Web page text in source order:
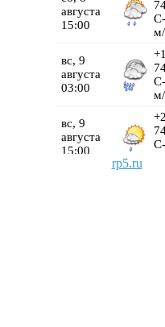
rp5.ru